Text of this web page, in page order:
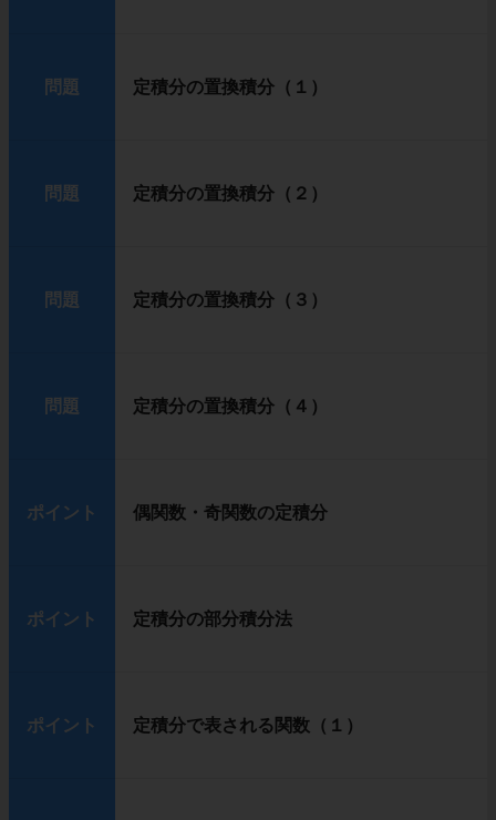
問題 定積分の置換積分（１）
問題 定積分の置換積分（２）
問題 定積分の置換積分（３）
問題 定積分の置換積分（４）
ポイント 偶関数・奇関数の定積分
ポイント 定積分の部分積分法
ポイント 定積分で表される関数（１）